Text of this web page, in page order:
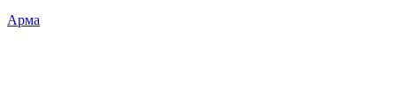
Арма